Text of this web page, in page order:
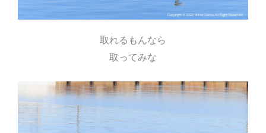
取れるもんなら
取ってみな